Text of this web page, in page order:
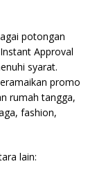
potongan
Approval
syarat.
promo
rumah tangga,
fashion,
lain: